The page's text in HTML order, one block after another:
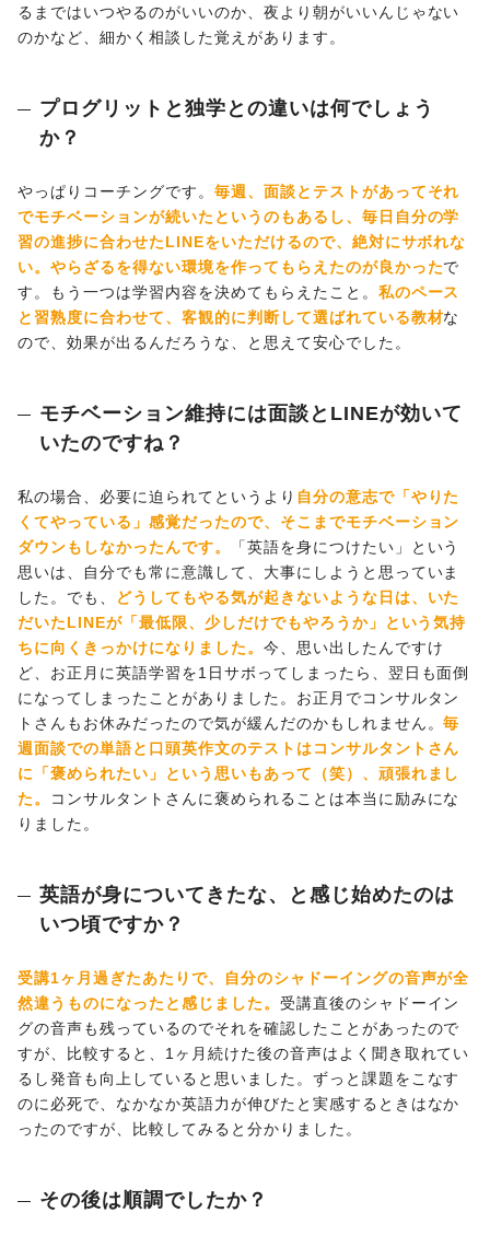
るまではいつやるのがいいのか、夜より朝がいいんじゃない
のかなど、細かく相談した覚えがあります。
プログリットと独学との違いは何でしょう
か？
やっぱりコーチングです。 毎週、面談とテストがあってそれ
でモチベーションが続いたというのもあるし、毎日自分の学
習の進捗に合わせたLINEをいただけるので、絶対にサボれな
い。やらざるを得ない環境を作ってもらえたのが良かったで
す。もう一つは学習内容を決めてもらえたこと。 私のペース
と習熟度に合わせて、客観的に判断して選ばれている教材な
ので、効果が出るんだろうな、と思えて安心でした。
モチベーション維持には面談とLINEが効いて
いたのですね？
私の場合、必要に迫られてというより 自分の意志で「やりた
くてやっている」感覚だったので、そこまでモチベーション
ダウンもしなかったんです。
「英語を身につけたい」という
思いは、自分でも常に意識して、大事にしようと思っていま
した。でも、
どうしてもやる気が起きないような日は、いた
だいたLINEが「最低限、少しだけでもやろうか」という気持
ちに向くきっかけになりました。 今、思い出したんですけ
ど、お正月に英語学習を1日サボってしまったら、翌日も面倒
になってしまったことがありました。お正月でコンサルタン
トさんもお休みだったので気が緩んだのかもしれません。毎
週面談での単語と口頭英作文のテストはコンサルタントさん
に「褒められたい」という思いもあって（笑）、頑張れまし
た。
コンサルタントさんに褒められることは本当に励みにな
りました。
英語が身についてきたな、と感じ始めたのは
いつ頃ですか？
受講1ヶ月過ぎたあたりで、自分のシャドーイングの音声が全
然違うものになったと感じました。 受講直後のシャドーイン
グの音声も残っているのでそれを確認したことがあったので
すが、比較すると、1ヶ月続けた後の音声はよく聞き取れてい
るし発音も向上していると思いました。ずっと課題をこなす
のに必死で、なかなか英語力が伸びたと実感するときはなか
ったのですが、比較してみると分かりました。
その後は順調でしたか？